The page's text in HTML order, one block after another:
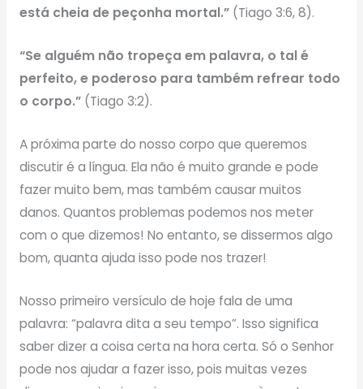
está cheia de peçonha mortal.”(Tiago 3:6, 8).
“Se alguém não tropeça em palavra, o tal é
perfeito, e poderoso para também refrear todo
o corpo.”(Tiago 3:2).
A próxima parte do nosso corpo que queremos
discutir é a língua. Ela não é muito grande e pode
fazer muito bem, mas também causar muitos
danos. Quantos problemas podemos nos meter
com o que dizemos! No entanto, se dissermos algo
bom, quanta ajuda isso pode nos trazer!
Nosso primeiro versículo de hoje fala de uma
palavra: “palavra dita a seu tempo”. Isso significa
saber dizer a coisa certa na hora certa. Só o Senhor
pode nos ajudar a fazer isso, pois muitas vezes